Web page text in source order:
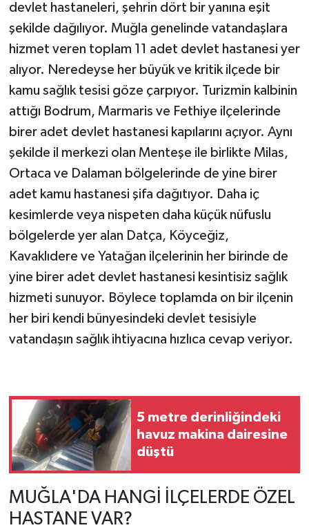
devlet hastaneleri, şehrin dört bir yanına eşit
şekilde dağılıyor. Muğla genelinde vatandaşlara
hizmet veren toplam 11 adet devlet hastanesi yer
alıyor. Neredeyse her büyük ve kritik ilçede bir
kamu sağlık tesisi göze çarpıyor. Turizmin kalbinin
attığı Bodrum, Marmaris ve Fethiye ilçelerinde
birer adet devlet hastanesi kapılarını açıyor. Aynı
şekilde il merkezi olan Menteşe ile birlikte Milas,
Ortaca ve Dalaman bölgelerinde de yine birer
adet kamu hastanesi şifa dağıtıyor. Daha iç
kesimlerde veya nispeten daha küçük nüfuslu
bölgelerde yer alan Datça, Köyceğiz,
Kavaklıdere ve Yatağan ilçelerinin her birinde de
yine birer adet devlet hastanesi kesintisiz sağlık
hizmeti sunuyor. Böylece toplamda on bir ilçenin
her biri kendi bünyesindeki devlet tesisiyle
vatandaşın sağlık ihtiyacına hızlıca cevap veriyor.
5 metre derinliğindeki
havuz makina dairesine
düştü
MUĞLA'DA HANGİ İLÇELERDE ÖZEL
HASTANE VAR?